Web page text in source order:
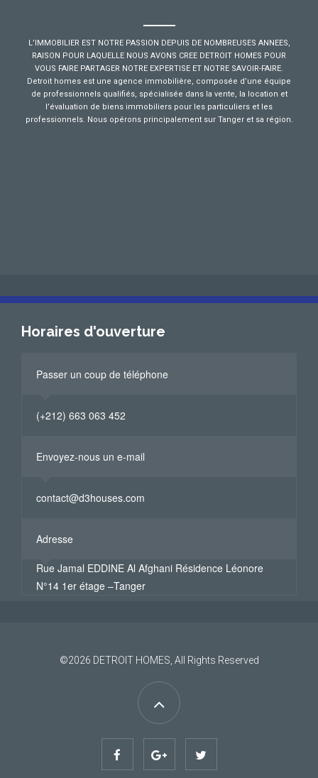
L’IMMOBILIER EST NOTRE PASSION DEPUIS DE NOMBREUSES ANNEES,
RAISON POUR LAQUELLE NOUS AVONS CREE DETROIT HOMES POUR
VOUS FAIRE PARTAGER NOTRE EXPERTISE ET NOTRE SAVOIR-FAIRE.
Detroit homes est une agence immobilière, composée d’une équipe
de professionnels qualifiés, spécialisée dans la vente, la location et
l’évaluation de biens immobiliers pour les particuliers et les
professionnels. Nous opérons principalement sur Tanger et sa région.
Horaires d'ouverture
Passer un coup de téléphone
(+212) 663 063 452
Envoyez-nous un e-mail
contact@d3houses.com
Adresse
Rue Jamal EDDINE Al Afghani Résidence Léonore
N°14 1er étage –Tanger
©2026 DETROIT HOMES , All Rights Reserved